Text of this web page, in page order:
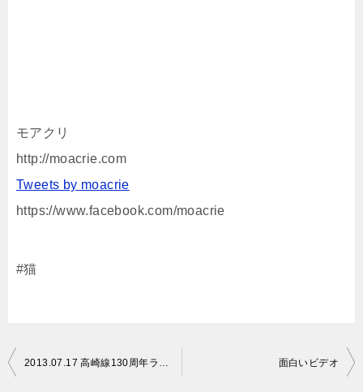
モアクリ
http://moacrie.com
Tweets by moacrie
https://www.facebook.com/moacrie
#猫
投
2013.07.17 高崎線130周年ラッピング、211系 面白いビデオ